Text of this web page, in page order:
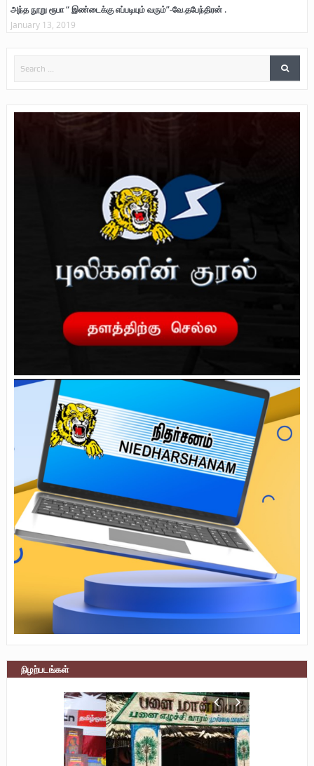
அந்த நூறு ரூபா “ இண்டைக்கு எப்படியும் வரும்”-வே.தபேந்திரன் .
January 13, 2019
நிழற்படங்கள்